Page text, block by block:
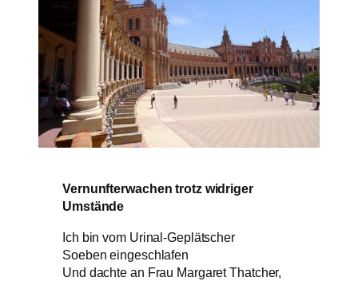
Vernunfterwachen trotz widriger
Umstände
Ich bin vom Urinal-Geplätscher
Soeben eingeschlafen
Und dachte an Frau Margaret Thatcher,